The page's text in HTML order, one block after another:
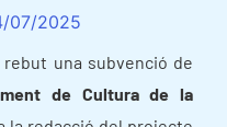
07/2025
rebut una subvenció de
de Cultura de la